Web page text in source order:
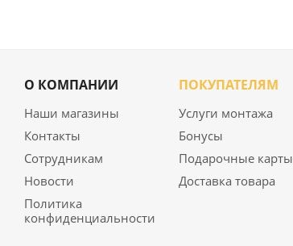
О КОМПАНИИ
Наши магазины
Контакты
Сотрудникам
Новости
Политика
конфиденциальности
ПОКУПАТЕЛЯМ
Услуги монтажа
Бонусы
Подарочные карты
Доставка товара